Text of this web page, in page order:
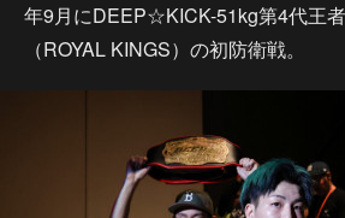
年9月にDEEP☆KICK-51kg第4代王
（ROYAL KINGS）の初防衛戦。